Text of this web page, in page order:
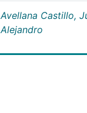
Avellana Castillo,
Alejandro